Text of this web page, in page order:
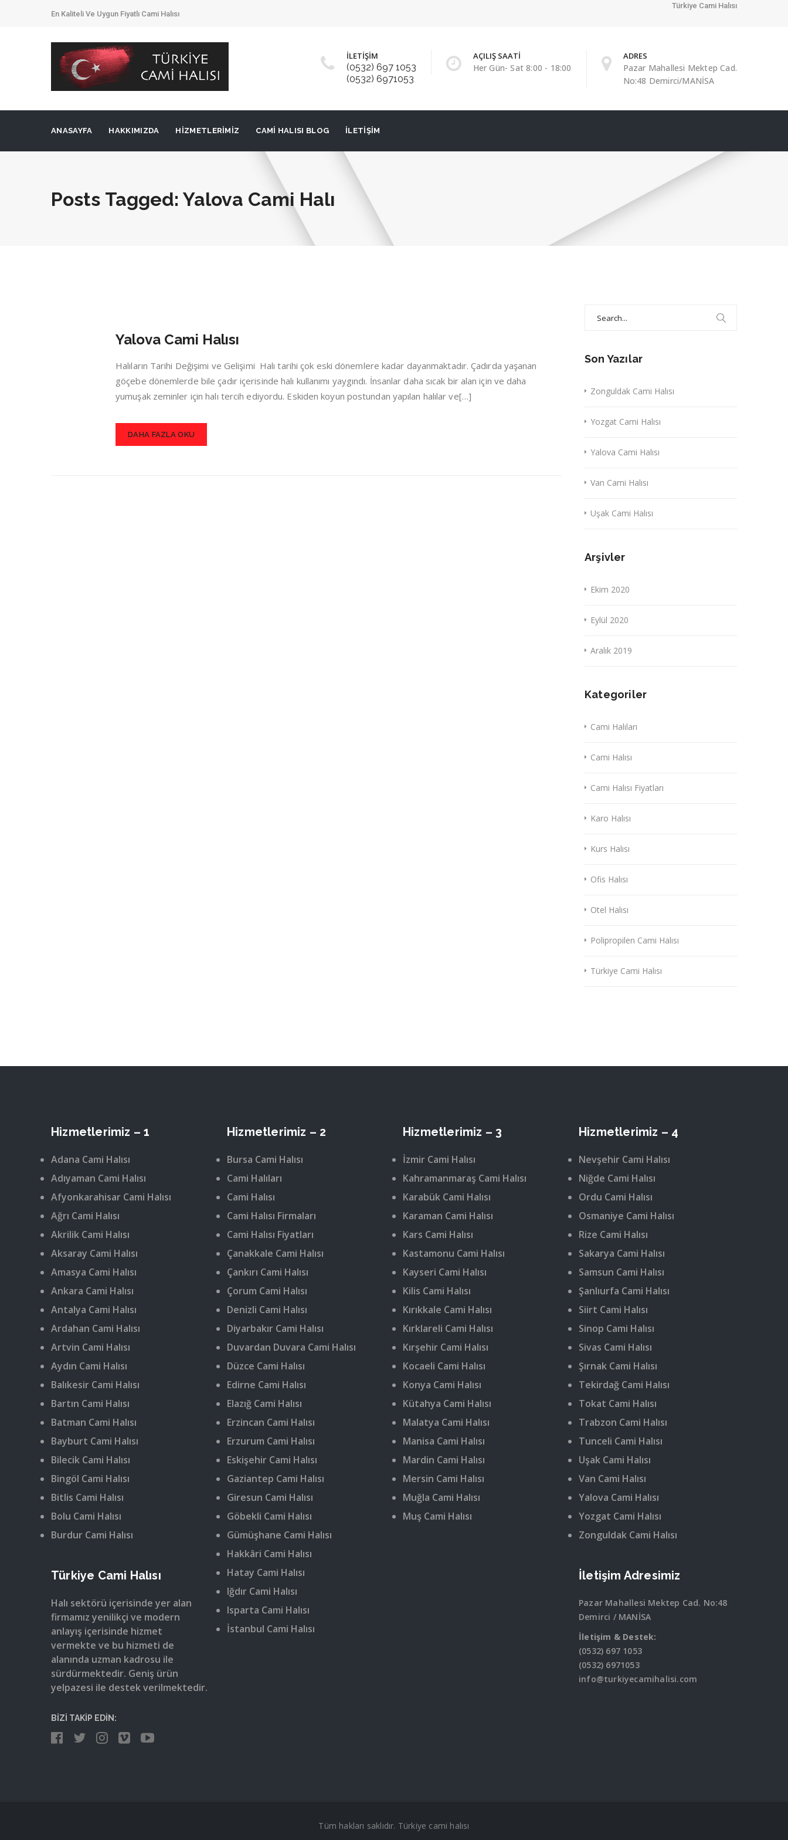
En Kaliteli Ve Uygun Fiyatlı Cami Halısı
Türkiye Cami Halısı
İLETİŞİM
(0532) 697 1053
(0532) 6971053
AÇILIŞ SAATİ
Her Gün- Sat 8:00 - 18:00
ADRES
Pazar Mahallesi Mektep Cad.
No:48 Demirci/MANİSA
ANASAYFA HAKKIMIZDA HIZMETLERIMIZ CAMI HALISI BLOG İLETIŞIM
Posts Tagged: Yalova Cami Halı
Yalova Cami Halısı
Halıların Tarihi Değişimi ve Gelişimi Halı tarihi çok eski dönemlere kadar dayanmaktadır. Çadırda yaşanan
göçebe dönemlerde bile çadır içerisinde halı kullanımı yaygındı. İnsanlar daha sıcak bir alan için ve daha
yumuşak zeminler için halı tercih ediyordu. Eskiden koyun postundan yapılan halılar ve[…]
DAHA FAZLA OKU
Son Yazılar
Zonguldak Cami Halısı
Yozgat Cami Halısı
Yalova Cami Halısı
Van Cami Halısı
Uşak Cami Halısı
Arşivler
Ekim 2020
Eylül 2020
Aralık 2019
Kategoriler
Cami Halıları
Cami Halısı
Cami Halısı Fiyatları
Karo Halısı
Kurs Halısı
Ofis Halısı
Otel Halısı
Polipropilen Cami Halısı
Türkiye Cami Halısı
Hizmetlerimiz – 1
Adana Cami Halısı
Adıyaman Cami Halısı
Afyonkarahisar Cami Halısı
Ağrı Cami Halısı
Akrilik Cami Halısı
Aksaray Cami Halısı
Amasya Cami Halısı
Ankara Cami Halısı
Antalya Cami Halısı
Ardahan Cami Halısı
Artvin Cami Halısı
Aydın Cami Halısı
Balıkesir Cami Halısı
Bartın Cami Halısı
Batman Cami Halısı
Bayburt Cami Halısı
Bilecik Cami Halısı
Bingöl Cami Halısı
Bitlis Cami Halısı
Bolu Cami Halısı
Burdur Cami Halısı
Türkiye Cami Halısı
Halı sektörü içerisinde yer alan
firmamız yenilikçi ve modern
anlayış içerisinde hizmet
vermekte ve bu hizmeti de
alanında uzman kadrosu ile
sürdürmektedir. Geniş ürün
yelpazesi ile destek verilmektedir.
BİZİ TAKİP EDİN:
Hizmetlerimiz – 2
Bursa Cami Halısı
Cami Halıları
Cami Halısı
Cami Halısı Firmaları
Cami Halısı Fiyatları
Çanakkale Cami Halısı
Çankırı Cami Halısı
Çorum Cami Halısı
Denizli Cami Halısı
Diyarbakır Cami Halısı
Duvardan Duvara Cami Halısı
Düzce Cami Halısı
Edirne Cami Halısı
Elazığ Cami Halısı
Erzincan Cami Halısı
Erzurum Cami Halısı
Eskişehir Cami Halısı
Gaziantep Cami Halısı
Giresun Cami Halısı
Göbekli Cami Halısı
Gümüşhane Cami Halısı
Hakkâri Cami Halısı
Hatay Cami Halısı
Iğdır Cami Halısı
Isparta Cami Halısı
İstanbul Cami Halısı
Hizmetlerimiz – 3
İzmir Cami Halısı
Kahramanmaraş Cami Halısı
Karabük Cami Halısı
Karaman Cami Halısı
Kars Cami Halısı
Kastamonu Cami Halısı
Kayseri Cami Halısı
Kilis Cami Halısı
Kırıkkale Cami Halısı
Kırklareli Cami Halısı
Kırşehir Cami Halısı
Kocaeli Cami Halısı
Konya Cami Halısı
Kütahya Cami Halısı
Malatya Cami Halısı
Manisa Cami Halısı
Mardin Cami Halısı
Mersin Cami Halısı
Muğla Cami Halısı
Muş Cami Halısı
Hizmetlerimiz – 4
Nevşehir Cami Halısı
Niğde Cami Halısı
Ordu Cami Halısı
Osmaniye Cami Halısı
Rize Cami Halısı
Sakarya Cami Halısı
Samsun Cami Halısı
Şanlıurfa Cami Halısı
Siirt Cami Halısı
Sinop Cami Halısı
Sivas Cami Halısı
Şırnak Cami Halısı
Tekirdağ Cami Halısı
Tokat Cami Halısı
Trabzon Cami Halısı
Tunceli Cami Halısı
Uşak Cami Halısı
Van Cami Halısı
Yalova Cami Halısı
Yozgat Cami Halısı
Zonguldak Cami Halısı
İletişim Adresimiz
Pazar Mahallesi Mektep Cad. No:48
Demirci / MANİSA
İletişim & Destek:
(0532) 697 1053
(0532) 6971053
info@turkiyecamihalisi.com
Tüm hakları saklıdır. Türkiye cami halısı